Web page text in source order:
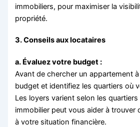
immobiliers, pour maximiser la
propriété.
3.Conseils aux locataires
a. Évaluez votre budget :
Avant de chercher un appartement
budget et identifiez les quartiers où
Les loyers varient selon les
immobilier peut vous aider à trouver
à votre situation financière.